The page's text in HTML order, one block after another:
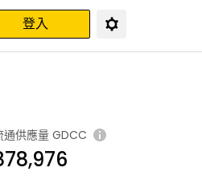
登入
通供應量 GDCC